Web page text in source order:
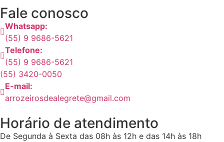
Fale conosco
Whatsapp:
(55) 9 9686-5621
Telefone:
(55) 9 9686-5621
(55) 3420-0050
E-mail:
arrozeirosdealegrete@gmail.com
Horário de atendimento
De Segunda à Sexta das 08h às 12h e das 14h às 18h